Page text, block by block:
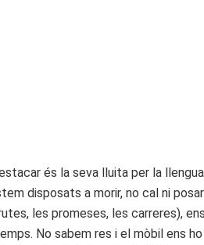
és la seva lluita per la
disposats a morir, no cal ni
les promeses, les carreres),
No sabem res i el mòbil ens